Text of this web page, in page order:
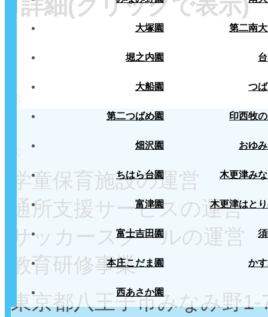
大塚園 第二南
堀之内園
大船園 つ
第二つばめ園 印西牧
畑沢園 おゆ
ちはら台園 木更津み
富津園 木更津はと
富士吉田園
本庄こだま園 か
西あさか園
詳細(クリックで表示)
学童保育施設の運営
通所支援サービスの運営
サッカースクールの運営
教育研修事業
東京都八王子市みなみ野1-